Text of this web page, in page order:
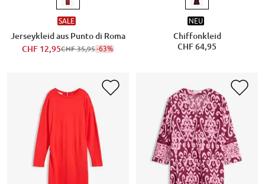
SALE
Jerseykleid aus Punto di Roma
CHF 12,95CHF 35,95-63%
NEU
Chiffonkleid
CHF 64,95